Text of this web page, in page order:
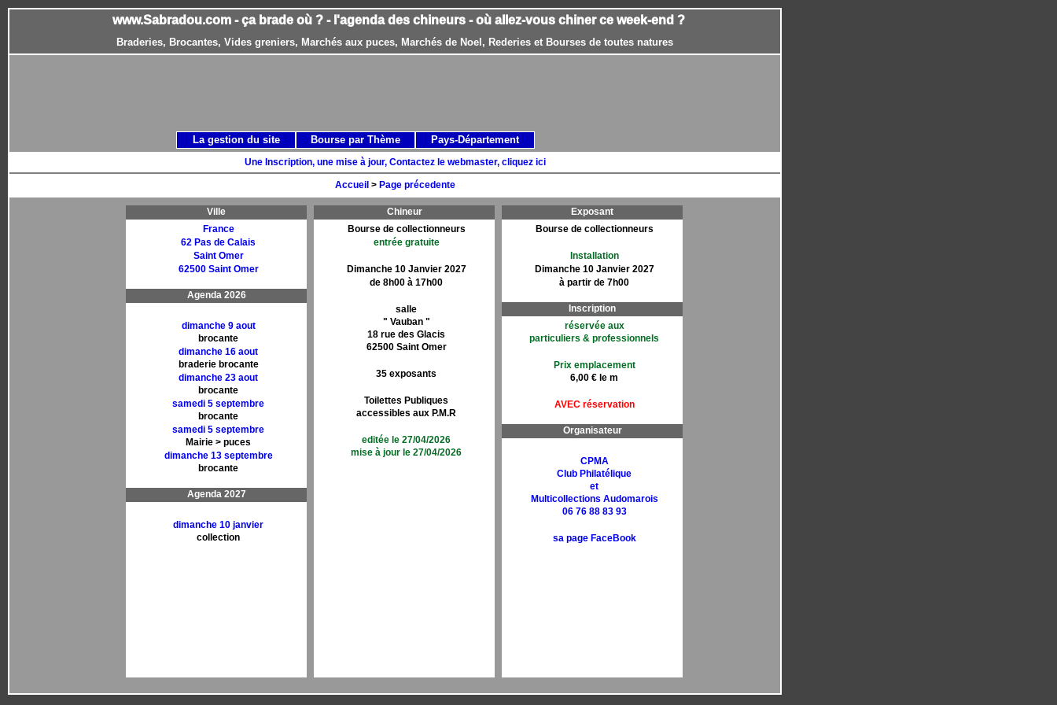
www.Sabradou.com - ça brade où ? - l'agenda des chineurs - où allez-vous chiner ce week-end ?
Braderies, Brocantes, Vides greniers, Marchés aux puces, Marchés de Noel, Rederies et Bourses de toutes natures
Une Inscription, une mise à jour, Contactez le webmaster, cliquez ici
Accueil > Page précedente
Ville
France
62 Pas de Calais
Saint Omer
62500 Saint Omer
Agenda 2026
dimanche 9 aout
brocante
dimanche 16 aout
braderie brocante
dimanche 23 aout
brocante
samedi 5 septembre
brocante
samedi 5 septembre
Mairie > puces
dimanche 13 septembre
brocante
Agenda 2027
dimanche 10 janvier
collection
Chineur
Bourse de collectionneurs
entrée gratuite
Dimanche 10 Janvier 2027
de 8h00 à 17h00
salle
" Vauban "
18 rue des Glacis
62500 Saint Omer
35 exposants
Toilettes Publiques
accessibles aux P.M.R
editée le 27/04/2026
mise à jour le 27/04/2026
Exposant
Bourse de collectionneurs
Installation
Dimanche 10 Janvier 2027
à partir de 7h00
Inscription
réservée aux
particuliers & professionnels
Prix emplacement
6,00 € le m
AVEC réservation
Organisateur
CPMA
Club Philatélique
et
Multicollections Audomarois
06 76 88 83 93
sa page FaceBook
La gestion du site Bourse par Thème Pays-Département